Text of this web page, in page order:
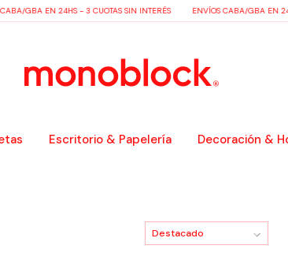
GBA EN 24HS - 3 CUOTAS SIN INTERÉS ENVÍOS CABA/GBA EN
Escritorio & Papelería Decoración &